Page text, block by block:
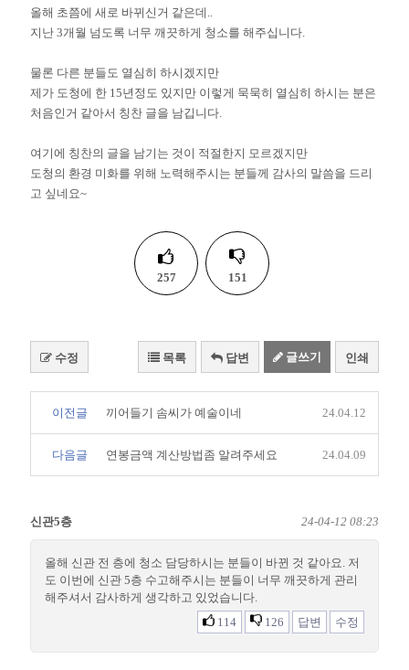
올해 초쯤에 새로 바뀌신거 같은데..
지난 3개월 넘도록 너무 깨끗하게 청소를 해주십니다.
물론 다른 분들도 열심히 하시겠지만
제가 도청에 한 15년정도 있지만 이렇게 묵묵히 열심히 하시는 분은
처음인거 같아서 칭찬 글을 남깁니다.
여기에 칭찬의 글을 남기는 것이 적절한지 모르겠지만
도청의 환경 미화를 위해 노력해주시는 분들께 감사의 말씀을 드리
고 싶네요~
257 151
수정 목록 답변 글쓰기 인쇄
이전글 끼어들기 솜씨가 예술이네 24.04.12
다음글 연봉금액 계산방법좀 알려주세요 24.04.09
신관5층 24-04-12 08:23
올해 신관 전 층에 청소 담당하시는 분들이 바뀐 것 같아요. 저
도 이번에 신관 5층 수고해주시는 분들이 너무 깨끗하게 관리
해주셔서 감사하게 생각하고 있었습니다.
114
126 답변 수정